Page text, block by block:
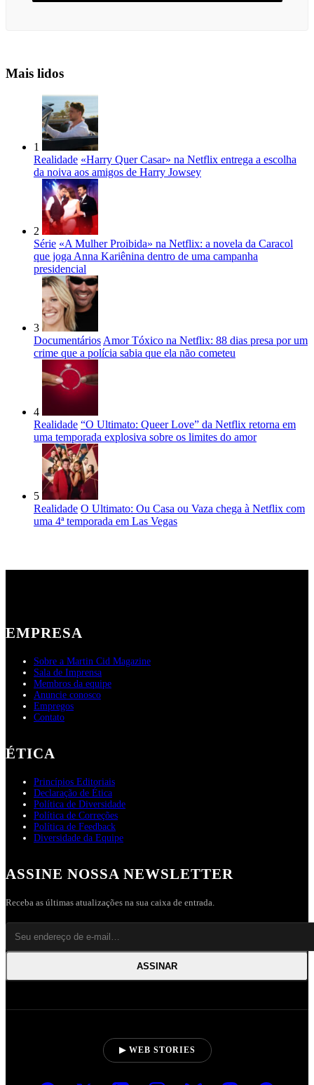
Mais lidos
1
Realidade «Harry Quer Casar» na Netflix entrega a escolha
da noiva aos amigos de Harry Jowsey
2
Série «A Mulher Proibida» na Netflix: a novela da Caracol
que joga Anna Kariênina dentro de uma campanha
presidencial
3
Documentários Amor Tóxico na Netflix: 88 dias presa por um
crime que a polícia sabia que ela não cometeu
4
Realidade “O Ultimato: Queer Love” da Netflix retorna em
uma temporada explosiva sobre os limites do amor
5
Realidade O Ultimato: Ou Casa ou Vaza chega à Netflix com
uma 4ª temporada em Las Vegas
EMPRESA
Sobre a Martin Cid Magazine
Sala de Imprensa
Membros da equipe
Anuncie conosco
Empregos
Contato
ÉTICA
Princípios Editoriais
Declaração de Ética
Política de Diversidade
Política de Correções
Política de Feedback
Diversidade da Equipe
ASSINE NOSSA NEWSLETTER
Receba as últimas atualizações na sua caixa de entrada.
ASSINAR
▶ WEB STORIES